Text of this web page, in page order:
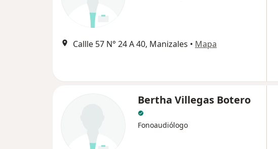
Callle 57 N° 24 A 40, Manizales • Mapa
Bertha Villegas Botero
Fonoaudiólogo